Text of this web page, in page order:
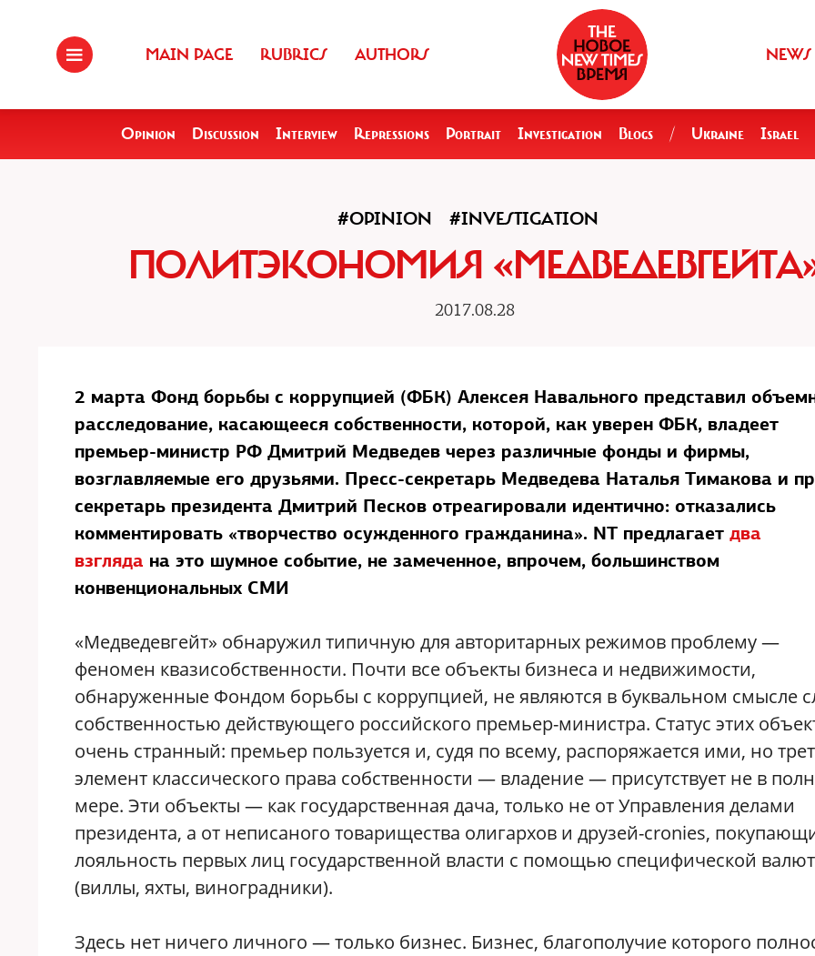
MAIN PAGE RUBRICS AUTHORS NEWS
Opinion Discussion Interview Repressions Portrait Investigation Blogs / Ukraine Israel
#OPINION #INVESTIGATION
ПОЛИТЭКОНОМИЯ
2017.08.28
2 марта Фонд борьбы с коррупцией (ФБК) Алексея Навального представил
расследование, касающееся собственности, которой, как уверен ФБК, владеет
премьер-министр РФ Дмитрий Медведев через различные фонды и фирмы,
возглавляемые его друзьями. Пресс-секретарь Медведева Наталья Тимакова и
секретарь президента Дмитрий Песков отреагировали идентично: отказались
комментировать «творчество осужденного гражданина». NT предлагает два
взгляда на это шумное событие, не замеченное, впрочем, большинством
конвенциональных СМИ
«Медведевгейт» обнаружил типичную для авторитарных режимов проблему —
феномен квазисобственности. Почти все объекты бизнеса и недвижимости,
обнаруженные Фондом борьбы с коррупцией, не являются в буквальном смысле
собственностью действующего российского премьер-министра. Статус этих
очень странный: премьер пользуется и, судя по всему, распоряжается ими, но
элемент классического права собственности — владение — присутствует не в
мере. Эти объекты — как государственная дача, только не от Управления делами
президента, а от неписаного товарищества олигархов и друзей-cronies,
лояльность первых лиц государственной власти с помощью специфической
(виллы, яхты, виноградники).
Здесь нет ничего личного — только бизнес. Бизнес, благополучие которого